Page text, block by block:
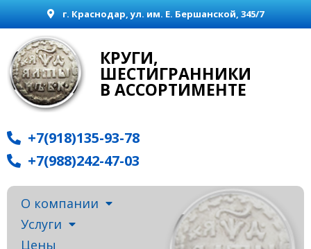
г. Краснодар, ул. им. Е. Бершанской, 345/7
КРУГИ,
ШЕСТИГРАННИКИ
В АССОРТИМЕНТЕ
+7(918)135-93-78
+7(988)242-47-03
О компании
Услуги
Цены